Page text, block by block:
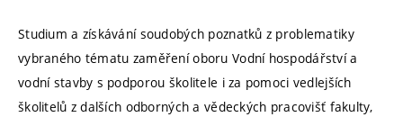
Studium a získávání soudobých poznatků z problematiky
vybraného tématu zaměření oboru Vodní hospodářství a
vodní stavby s podporou školitele i za pomoci vedlejších
školitelů z dalších odborných a vědeckých pracovišť fakulty,